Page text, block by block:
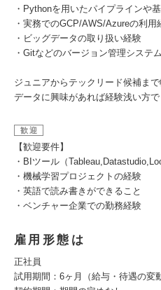
・Pythonを用いたパイプラインや
・実務でのGCP/AWS/Azureの利用
・ビッグデータの取り扱い経験
・Gitなどのバージョン管理システ
ジュニアからテックリード候補まで
データに興味があれば経験浅い方
歓迎
【歓迎要件】
・BIツール（
・機械学習プロジェクトの経験
・英語で読み書きができること
・ベンチャー企業での勤務経験
雇用形態は
正社員
試用期間：6ヶ月（給与・待遇の変